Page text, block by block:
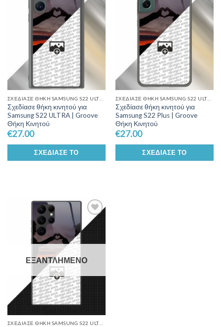
Wishlist
ΣΧΕΔΊΑΣΕ ΘΉΚΗ SAMSUNG S22 ULTRA
Σχεδίασε θήκη κινητού για
Samsung S22 ULTRA | Groove
Θήκη Κινητού
€27.00
ΣΧΕΔΊΑΣΕ ΤΟ
Wishlist
ΣΧΕΔΊΑΣΕ ΘΉΚΗ SAMSUNG S22 ULTRA
Σχεδίασε θήκη κινητού για
Samsung S22 Plus | Groove
Θήκη Κινητού
€27.00
ΣΧΕΔΊΑΣΕ ΤΟ
Add to
Wishlist
ΕΞΑΝΤΛΗΜΈΝΟ
ΣΧΕΔΊΑΣΕ ΘΉΚΗ SAMSUNG S22 ULTRA